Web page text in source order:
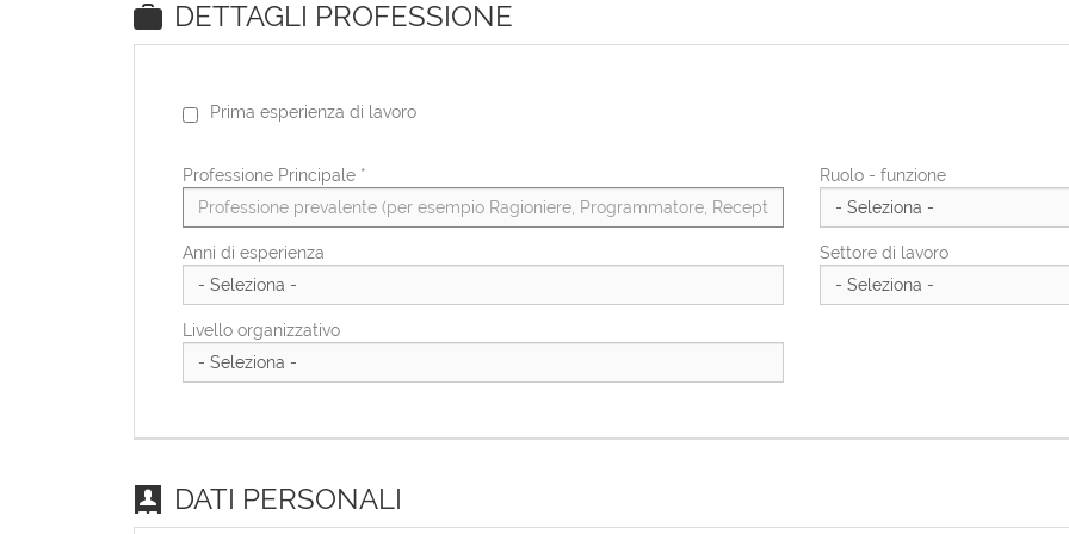
DETTAGLI PROFESSIONE
Prima esperienza di lavoro
Professione Principale * Ruolo - funzione
Anni di esperienza
Livello organizzativo
Settore di lavoro
DATI PERSONALI